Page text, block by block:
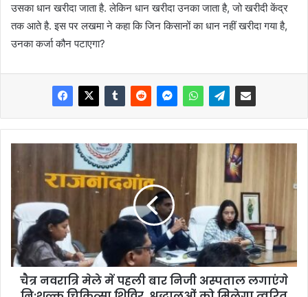
उसका धान खरीदा जाता है. लेकिन धान खरीदा उनका जाता है, जो खरीदी केंद्र
तक आते है. इस पर लखमा ने कहा कि जिन किसानों का धान नहीं खरीदा गया है,
उनका कर्जा कौन पटाएगा?
चैत्र नवरात्रि मेले में पहली बार निजी अस्पताल लगाएंगे